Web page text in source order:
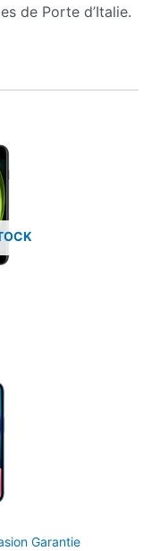
de Porte d’Italie.
Garantie